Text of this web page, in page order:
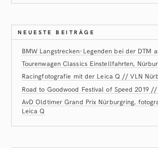
NEUESTE BEITRÄGE
BMW Langstrecken-Legenden bei der DTM
Tourenwagen Classics Einstellfahrten,
Racingfotografie mit der Leica Q // VLN
Road to Goodwood Festival of Speed 2019 //
AvD Oldtimer Grand Prix Nürburgring,
Leica Q